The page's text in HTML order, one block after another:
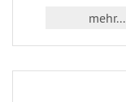
mehr...